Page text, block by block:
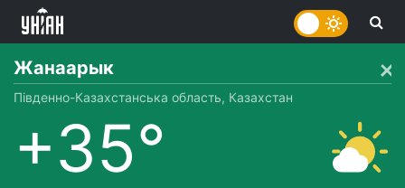
Жанаарык
Південно-Казахстанська область, Казахстан
+35°